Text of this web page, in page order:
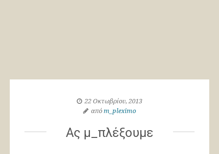
22 Οκτωβρίου, 2013
απόm_pleximo
Ας μ_πλέξουμε